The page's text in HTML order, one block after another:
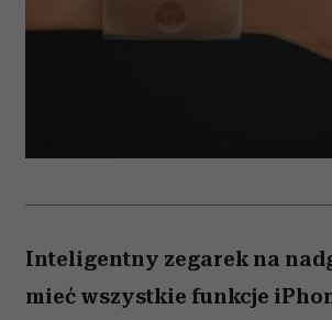
Inteligentny zegarek na
mieć wszystkie funkcje